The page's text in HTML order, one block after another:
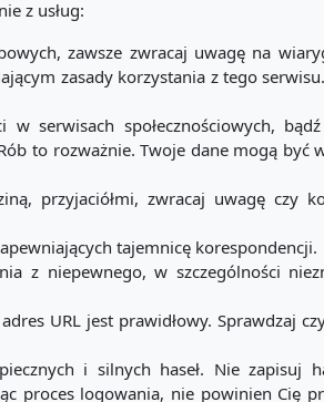
z usług:
zawsze zwracaj uwagę na
zasady korzystania z tego
serwisach społecznościowych,
to rozważnie. Twoje dane mogą być
przyjaciółmi, zwracaj uwagę czy
tajemnicę korespondencji.
z niepewnego, w szczególności
URL jest prawidłowy. Sprawdzaj
i silnych haseł. Nie zapisuj
proces logowania, nie powinien Cię